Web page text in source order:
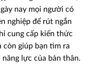
nay mọi người có
nghiệp để rút ngắn
cung cấp kiến thức
còn giúp bạn tìm ra
lực của bản thân.